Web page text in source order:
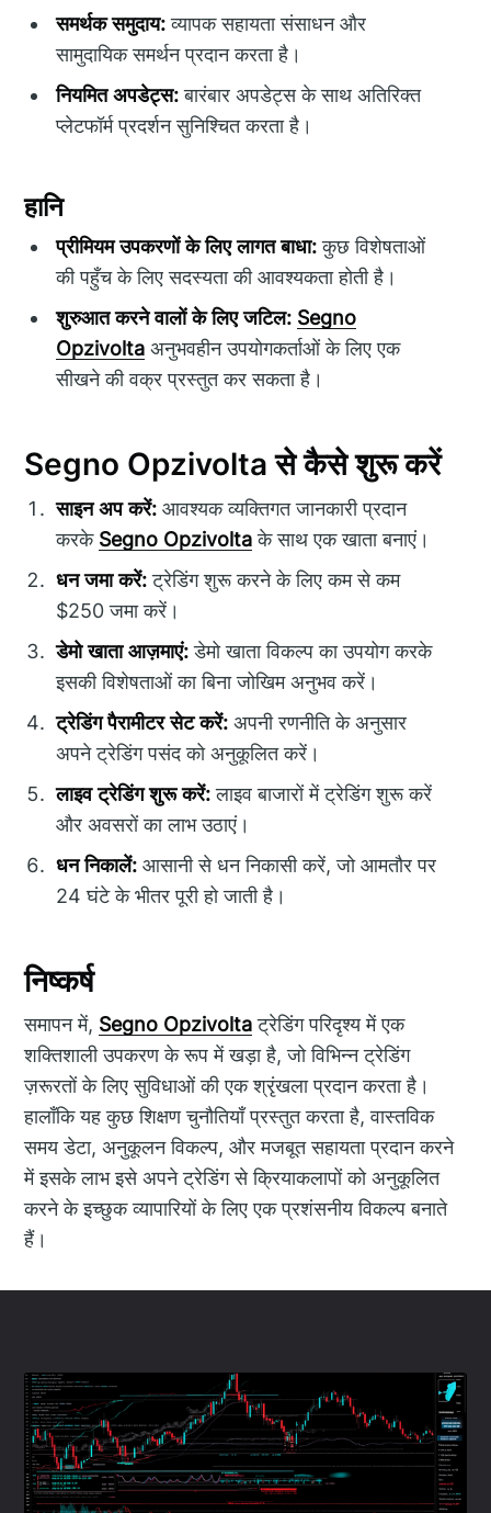
समर्थक समुदाय:व्यापक सहायता संसाधन और
सामुदायिक समर्थन प्रदान करता है।
नियमित अपडेट्स:बारंबार अपडेट्स के साथ अतिरिक्त
प्लेटफॉर्म प्रदर्शन सुनिश्चित करता है।
हानि
प्रीमियम उपकरणों के लिए लागत बाधा:कुछ विशेषताओं
की पहुँच के लिए सदस्यता की आवश्यकता होती है।
शुरुआत करने वालों के लिए जटिल: Segno
Opzivolta अनुभवहीन उपयोगकर्ताओं के लिए एक
सीखने की वक्र प्रस्तुत कर सकता है।
Segno Opzivolta से कैसे शुरू करें
साइन अप करें: आवश्यक व्यक्तिगत जानकारी प्रदान
करके Segno Opzivoltaके साथ एक खाता बनाएं।
धन जमा करें:ट्रेडिंग शुरू करने के लिए कम से कम
$250 जमा करें।
डेमो खाता आज़माएं:डेमो खाता विकल्प का उपयोग करके
इसकी विशेषताओं का बिना जोखिम अनुभव करें।
ट्रेडिंग पैरामीटर सेट करें: अपनी रणनीति के अनुसार
अपने ट्रेडिंग पसंद को अनुकूलित करें।
लाइव ट्रेडिंग शुरू करें:लाइव बाजारों में ट्रेडिंग शुरू करें
और अवसरों का लाभ उठाएं।
धन निकालें: आसानी से धन निकासी करें, जो आमतौर पर
24 घंटे के भीतर पूरी हो जाती है।
निष्कर्ष
समापन में, Segno Opzivoltaट्रेडिंग परिदृश्य में एक
शक्तिशाली उपकरण के रूप में खड़ा है, जो विभिन्न ट्रेडिंग
ज़रूरतों के लिए सुविधाओं की एक श्रृंखला प्रदान करता है।
हालाँकि यह कुछ शिक्षण चुनौतियाँ प्रस्तुत करता है, वास्तविक
समय डेटा, अनुकूलन विकल्प, और मजबूत सहायता प्रदान करने
में इसके लाभ इसे अपने ट्रेडिंग से क्रियाकलापों को अनुकूलित
करने के इच्छुक व्यापारियों के लिए एक प्रशंसनीय विकल्प बनाते
हैं।